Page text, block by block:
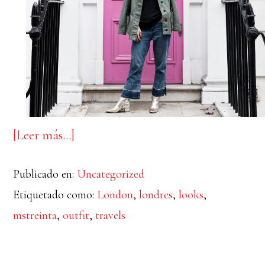
[Leer más…]
london
Publicado en: Uncategorized
Etiquetado como: London,londres,looks,
mstreinta,outfit, travels